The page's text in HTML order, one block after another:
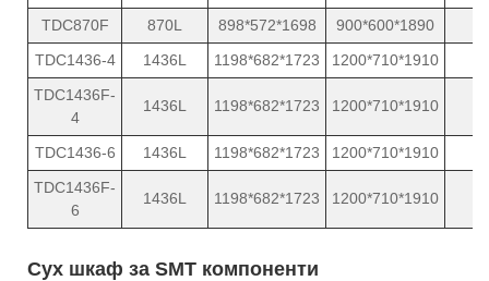
TDC870F
870L 898*572*1698 900*600*1890
TDC1436-4
1436L 1198*682*1723 1200*710*1910
TDC1436F-
4
1436L 1198*682*1723 1200*710*1910
TDC1436-6 1436L 1198*682*1723 1200*710*1910
TDC1436F-
6
1436L 1198*682*1723 1200*710*1910
Сух шкаф за SMT компоненти